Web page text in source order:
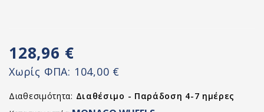
128,96 €
Χωρίς ΦΠΑ: 104,00 €
Διαθεσιμότητα: Διαθέσιμο - Παράδοση 4-7 ημέρες